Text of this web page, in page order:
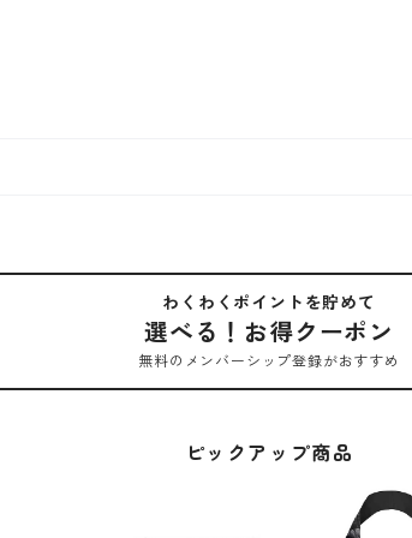
わくわくポイントを貯めて
選べる！お得クーポン
無料のメンバーシップ登録がおすすめ
ピックアップ商品